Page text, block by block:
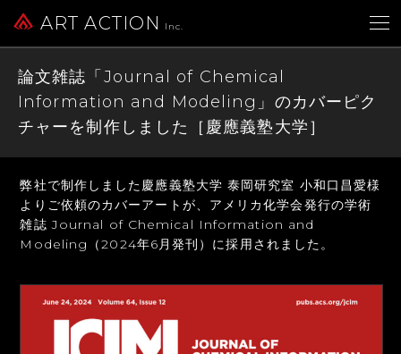
ART ACTION Inc.
論文雑誌「Journal of Chemical
Information and Modeling」のカバーピク
チャーを制作しました［慶應義塾大学］
弊社で制作しました慶應義塾大学 泰岡研究室 小和口昌愛様
よりご依頼のカバーアートが、 アメリカ化学会発行の学術
雑誌 Journal of Chemical Information and
Modeling
（2024年6月発刊）に採用されました。